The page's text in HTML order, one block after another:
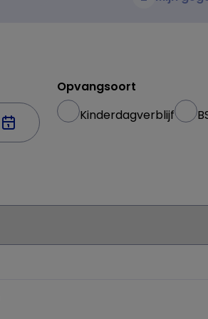
Opvangsoort
Kinderdagverblijf